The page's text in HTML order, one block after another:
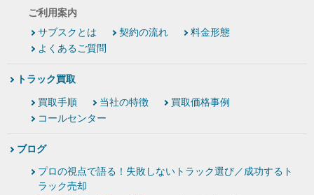
ご利用案内
サブスクとは
契約の流れ
料金形態
よくあるご質問
トラック買取
買取手順 当社の特徴
買取価格事例
コールセンター
ブログ
プロの視点で語る！失敗しないトラック選び／成功するト
ラック売却